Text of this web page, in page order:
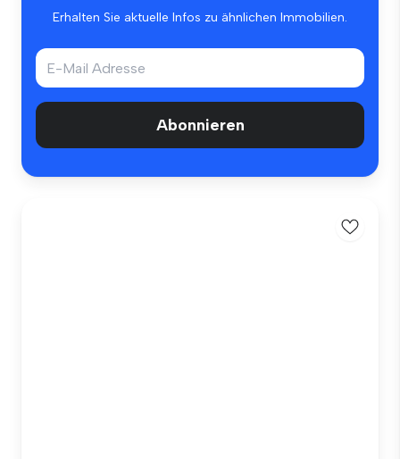
Erhalten Sie aktuelle Infos zu ähnlichen Immobilien.
Abonnieren